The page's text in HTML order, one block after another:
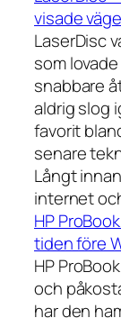
visade
LaserDisc
som
snabbare
aldrig slog
favorit
senare
Långt
internet
HP
tiden före
HP
och
har den